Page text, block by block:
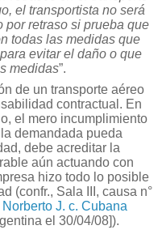
el transportista no será
retraso si prueba que
todas las medidas que
evitar el daño o que
medidas”.
de un transporte aéreo
contractual. En
el mero incumplimiento
demandada pueda
debe acreditar la
aún actuando con
hizo todo lo posible
(confr., Sala III, causa n°
Norberto J. c. Cubana
el 30/04/08]).